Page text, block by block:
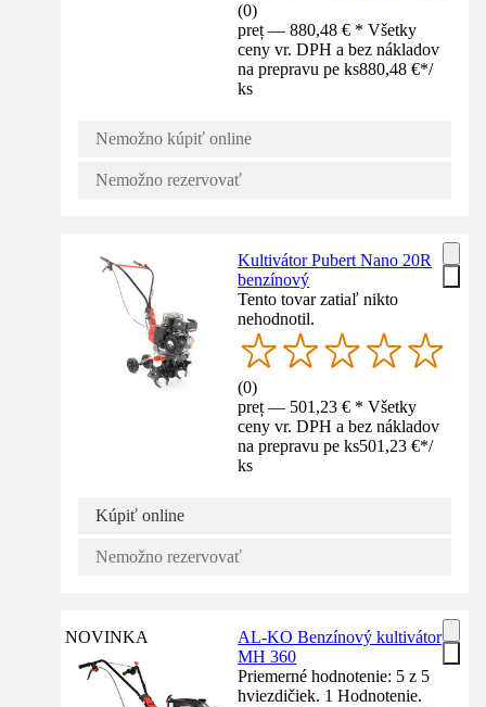
(0)
preț — 880,48 € * Všetky
ceny vr. DPH a bez nákladov
na prepravu pe ks880,48 €*/
ks
Nemožno kúpiť online
Nemožno rezervovať
Kultivátor Pubert Nano 20R
benzínový
Tento tovar zatiaľ nikto
nehodnotil.
(0)
preț — 501,23 € * Všetky
ceny vr. DPH a bez nákladov
na prepravu pe ks501,23 €*/
ks
Kúpiť online
Nemožno rezervovať
NOVINKA
AL-KO Benzínový kultivátor
MH 360
Priemerné hodnotenie: 5 z 5
hviezdičiek. 1 Hodnotenie.